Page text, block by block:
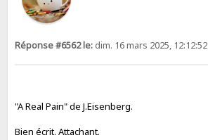
Réponse #6562 le: dim. 16 mars 2025, 12:12:52
"A Real Pain" de J.Eisenberg.
Bien écrit. Attachant.